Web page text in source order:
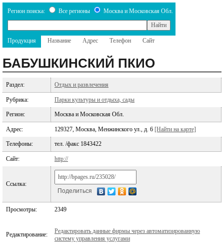
Регион поиска: Все регионы Москва и Московская Обл.
Продукция Название Адрес Телефон Сайт
БАБУШКИНСКИЙ ПКИО
Раздел: Отдых и развлечения
Рубрика: Парки культуры и отдыха, сады
Регион: Москва и Московская Обл.
Адрес: 129327, Москва, Менжинского ул., д. 6 [Найти на карте]
Телефоны: тел. /факс 1843422
Сайт: http://
Ссылка:
Поделиться
Просмотры: 2349
Редактирование:
Редактировать данные фирмы через автоматизированную
систему управления услугами